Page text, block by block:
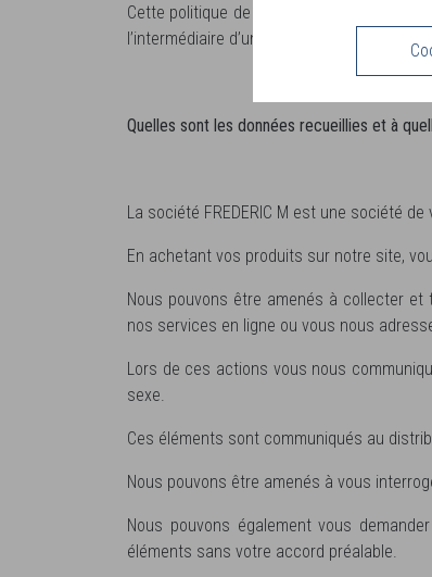
Cette politique de protection des
l’intermédiaire d’un lien Internet.
Quelles sont les données recueillies et à
La société FREDERIC M est une société de
En achetant vos produits sur notre site,
Nous pouvons être amenés à collecter
nos services en ligne ou vous nous
Lors de ces actions vous nous
sexe.
Ces éléments sont communiqués au
Nous pouvons être amenés à vous
Nous pouvons également vous
éléments sans votre accord préalable.